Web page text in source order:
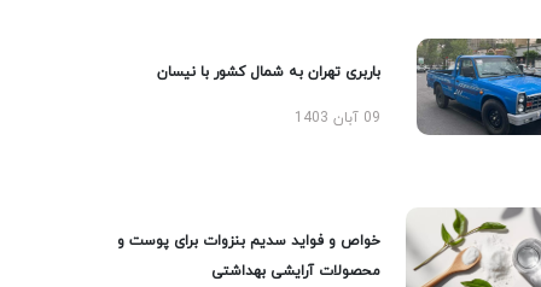
باربری تهران به شمال کشور با نیسان
09 آبان 1403
خواص و فواید سدیم بنزوات برای پوست و
محصولات آرایشی بهداشتی